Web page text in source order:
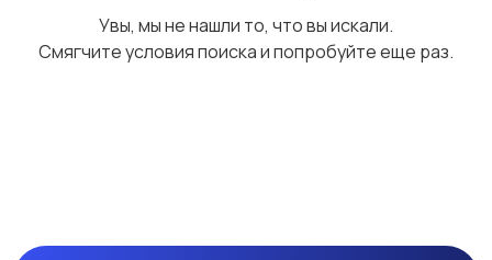
Увы, мы не нашли то, что вы искали.
Смягчите условия поиска и попробуйте еще раз.